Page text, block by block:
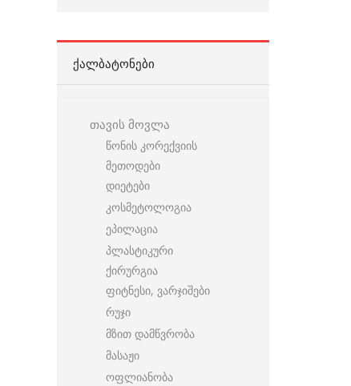
ᲥᲐᲚᲑᲐᲢᲝᲜᲔᲑᲘ
თავის მოვლა
წონის კორექვიის
მეთოდები
დიეტები
კოსმეტოლოგია
ეპილაცია
პლასტიკური
ქირურგია
ფიტნესი, ვარჯიშები
რუჯი
მზით დამწვრობა
მასაჟი
ოფლიანობა